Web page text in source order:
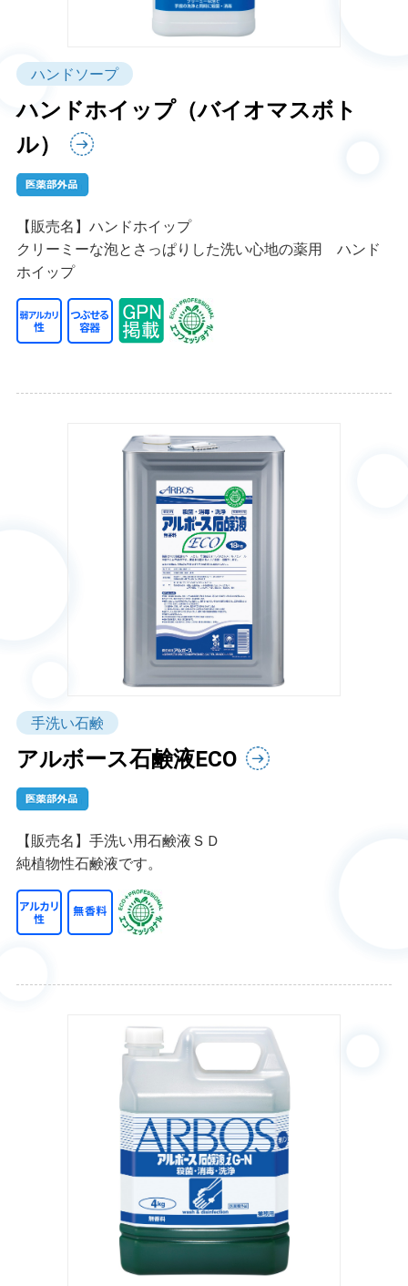
ハンドソープ
ハンドホイップ（バイオマスボト
ル）
【販売名】ハンドホイップ
クリーミーな泡とさっぱりした洗い心地の薬用 ハンド
ホイップ
手洗い石鹸
アルボース石鹸液ECO
【販売名】手洗い用石鹸液ＳＤ
純植物性石鹸液です。